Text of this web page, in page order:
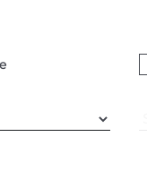
accessoires